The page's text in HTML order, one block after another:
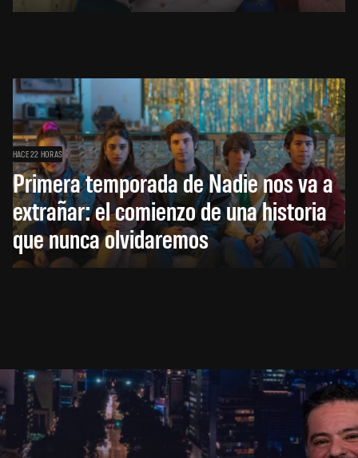
HACE 22 HORAS
Primera temporada de Nadie nos va a
extrañar: el comienzo de una historia
que nunca olvidaremos